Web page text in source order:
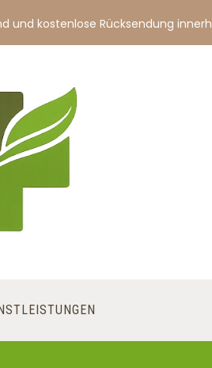
und kostenlose Rücksendung